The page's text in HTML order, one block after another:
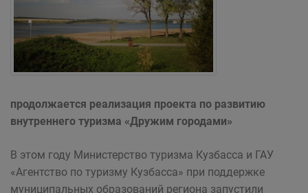
продолжается реализация проекта по развитию
внутреннего туризма «Дружим городами»
В этом году Министерство туризма Кузбасса и ГАУ
«Агентство по туризму Кузбасса» при поддержке
муниципальных образований региона запустили